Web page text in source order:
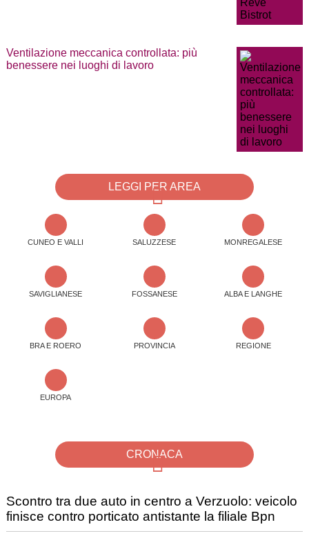
Ventilazione meccanica controllata: più
benessere nei luoghi di lavoro
LEGGI PER AREA
CUNEO E VALLI SALUZZESE MONREGALESE
SAVIGLIANESE FOSSANESE ALBA E LANGHE
BRA E ROERO PROVINCIA REGIONE
EUROPA
CRONACA
Scontro tra due auto in centro a Verzuolo: veicolo
finisce contro porticato antistante la filiale Bpn